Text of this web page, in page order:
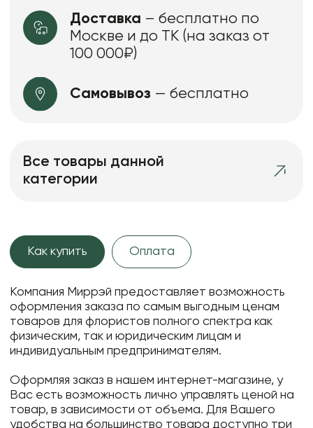
Доставка – бесплатно по
Москве и до ТК (на заказ от
100 000₽)
Самовывоз — бесплатно
Все товары данной
категории
Как купить Оплата
Компания Миррэй предоставляет возможность
оформления заказа по самым выгодным ценам
товаров для флористов полного спектра как
физическим, так и юридическим лицам и
индивидуальным предпринимателям.
Оформляя заказ в нашем интернет-магазине, у
Вас есть возможность лично управлять ценой на
товар, в зависимости от объема. Для Вашего
удобства на большинство товара доступно три